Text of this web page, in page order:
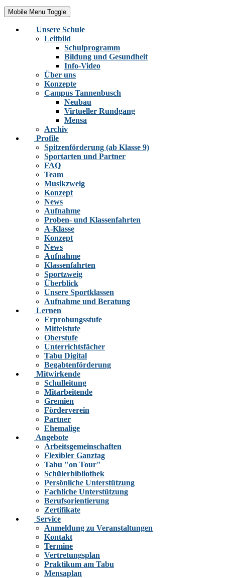
Mobile Menu Toggle
Unsere Schule
Leitbild
Schulprogramm
Bildung und Gesundheit
Info-Video
Über uns
Konzepte
Campus Tannenbusch
Neubau
Virtueller Rundgang
Mensa
Archiv
Profile
Spitzenförderung (ab Klasse 9)
Sportarten und Partner
FAQ
Team
Musikzweig
Konzept
News
Aufnahme
Proben- und Klassenfahrten
A-Klasse
Konzept
News
Aufnahme
Klassenfahrten
Sportzweig
Überblick
Unsere Sportklassen
Aufnahme und Beratung
Lernen
Erprobungsstufe
Mittelstufe
Oberstufe
Unterrichtsfächer
Tabu Digital
Begabtenförderung
Mitwirkende
Schulleitung
Mitarbeitende
Gremien
Förderverein
Partner
Ehemalige
Angebote
Arbeitsgemeinschaften
Flexibler Ganztag
Tabu "on Tour"
Schülerbibliothek
Persönliche Unterstützung
Fachliche Unterstützung
Berufsorientierung
Zertifikate
Service
Anmeldung zu Veranstaltungen
Kontakt
Termine
Vertretungsplan
Praktikum am Tabu
Mensaplan